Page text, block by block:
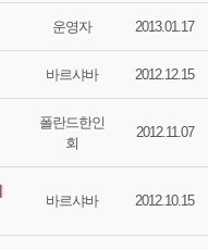
운영자 2013.01.17
바르샤바 2012.12.15
폴란드한인
회
2012.11.07
바르샤바 2012.10.15